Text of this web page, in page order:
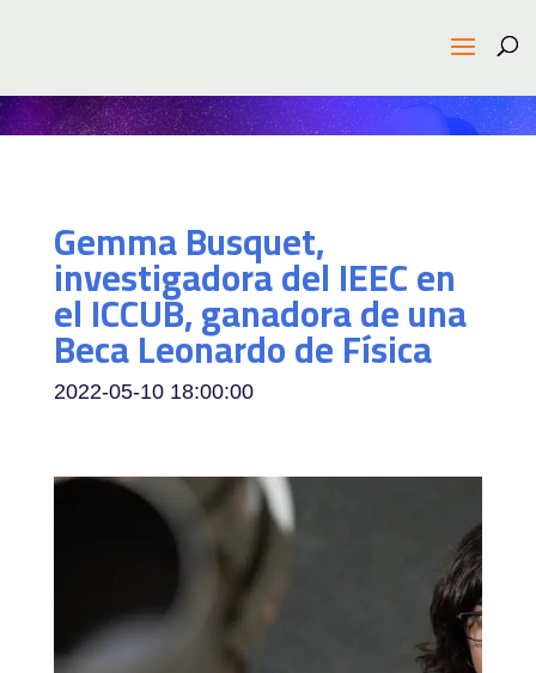
Gemma Busquet,
investigadora del IEEC en
el ICCUB, ganadora de una
Beca Leonardo de Física
2022-05-10 18:00:00